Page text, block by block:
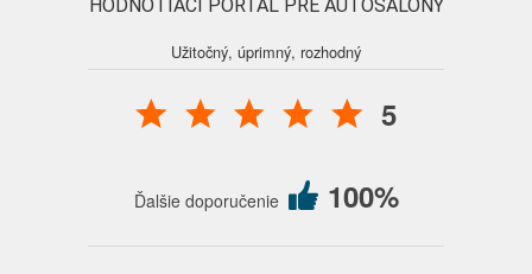
HODNOTIACI PORTÁL PRE AUTOSALÓNY
Užitočný, úprimný, rozhodný
5
Ďalšie doporučenie 100%